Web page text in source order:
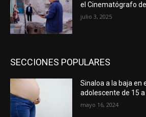
el Cinematógrafo
julio 3, 2025
SECCIONES POPULARES
Sinaloa a la baja en
adolescente de 15
mayo 16, 2024